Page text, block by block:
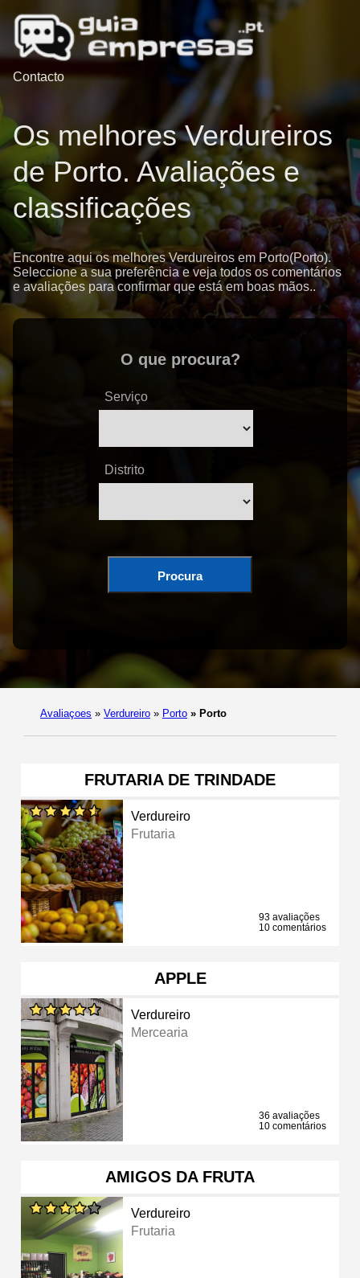
Contacto
Os melhores Verdureiros
de Porto. Avaliações e
classificações
Encontre aqui os melhores Verdureiros em Porto(Porto).
Seleccione a sua preferência e veja todos os comentários
e avaliações para confirmar que está em boas mãos..
O que procura?
Serviço
Distrito
Procura
Avaliaçoes » Verdureiro » Porto » Porto
FRUTARIA DE TRINDADE
Verdureiro
Frutaria
93 avaliações
10 comentários
APPLE
Verdureiro
Mercearia
36 avaliações
10 comentários
AMIGOS DA FRUTA
Verdureiro
Frutaria